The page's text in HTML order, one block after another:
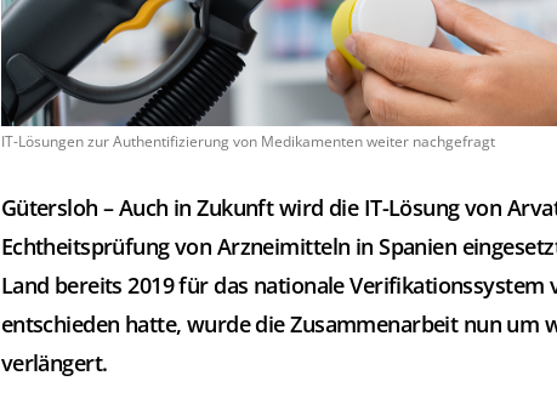
IT-Lösungen zur Authentifizierung von Medikamenten weiter nachgefragt
Gütersloh – Auch in Zukunft wird die IT-Lösung von
Echtheitsprüfung von Arzneimitteln in Spanien
Land bereits 2019 für das nationale Verifikationssystem
entschieden hatte, wurde die Zusammenarbeit nun um
verlängert.